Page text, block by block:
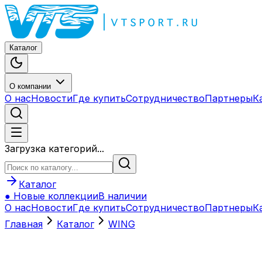
Каталог
О компании
О насНовостиГде купитьСотрудничествоПартнеры
Загрузка категорий...
Каталог
● Новые коллекцииВ наличии
О насНовостиГде купитьСотрудничествоПартнеры
Главная
Каталог WING